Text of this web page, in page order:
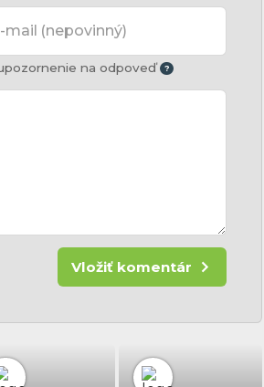
mail (nepovinný)
na odpoveď
Vložiť komentár